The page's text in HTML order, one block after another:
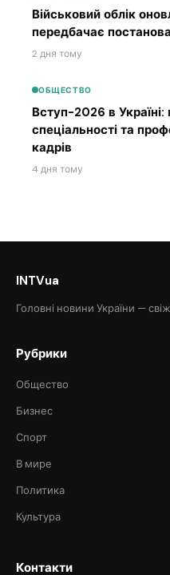
Військовий облік
передбачає
2 дня тому
ОБЩЕСТВО
Вступ-2026 в Україні:
спеціальності та
кадрів
4 дня тому
INTVua
Головні новини України —
Рубрики
Общество
Бизнес
Спорт
В мире
Политика
Культура
Контакти